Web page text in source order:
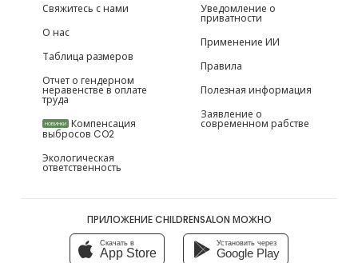
Свяжитесь с нами
О нас
Таблица размеров
Отчет о гендерном
неравенстве в оплате
труда
НОВИНКИ Компенсация
выбросов CO2
Экологическая
ответственность
Уведомление о
приватности
Применение ИИ
Правила
Полезная информация
Заявление о
современном рабстве
ПРИЛОЖЕНИЕ CHILDRENSALON МОЖНО
Скачать в
App Store
Установить через
Google Play